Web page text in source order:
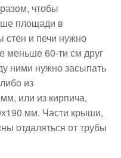
чтобы
площади в
и печи нужно
меньше 60-ти см друг
ними нужно засыпать
из
или из кирпича,
мм. Части крыши,
отдаляться от трубы